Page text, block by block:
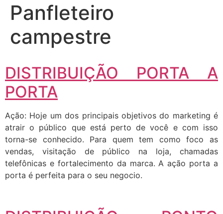
Panfleteiro
campestre
DISTRIBUIÇÃO PORTA A
PORTA
Ação: Hoje um dos principais objetivos do marketing é
atrair o público que está perto de você e com isso
torna-se conhecido. Para quem tem como foco as
vendas, visitação de público na loja, chamadas
telefônicas e fortalecimento da marca. A ação porta a
porta é perfeita para o seu negocio.